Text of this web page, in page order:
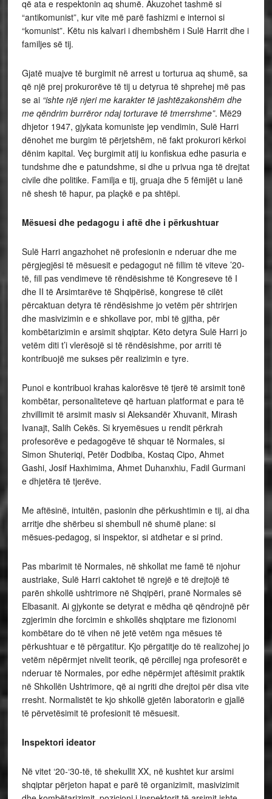
që ata e respektonin aq shumë. Akuzohet tashmë si
“antikomunist”, kur vite më parë fashizmi e internoi si
“komunist”. Këtu nis kalvari i dhembshëm i Sulë Harrit dhe i
familjes së tij.
Gjatë muajve të burgimit në arrest u torturua aq shumë, sa
që një prej prokurorëve të tij u detyrua të shprehej më pas
se ai “ishte një njeri me karakter të jashtëzakonshëm dhe
me qëndrim burrëror ndaj torturave të tmerrshme”. Më29
dhjetor 1947, gjykata komuniste jep vendimin, Sulë Harri
dënohet me burgim të përjetshëm, në fakt prokurori kërkoi
dënim kapital. Veç burgimit atij iu konfiskua edhe pasuria e
tundshme dhe e patundshme, si dhe u privua nga të drejtat
civile dhe politike. Familja e tij, gruaja dhe 5 fëmijët u lanë
në shesh të hapur, pa plaçkë e pa shtëpi.
Mësuesi dhe pedagogu i aftë dhe i përkushtuar
Sulë Harri angazhohet në profesionin e nderuar dhe me
përgjegjësi të mësuesit e pedagogut në fillim të viteve ’20-
të, fill pas vendimeve të rëndësishme të Kongreseve të I
dhe II të Arsimtarëve të Shqipërisë, kongrese të cilët
përcaktuan detyra të rëndësishme jo vetëm për shtrirjen
dhe masivizimin e e shkollave por, mbi të gjitha, për
kombëtarizimin e arsimit shqiptar. Këto detyra Sulë Harri jo
vetëm diti t’i vlerësojë si të rëndësishme, por arriti të
kontribuojë me sukses për realizimin e tyre.
Punoi e kontribuoi krahas kalorësve të tjerë të arsimit tonë
kombëtar, personaliteteve që hartuan platformat e para të
zhvillimit të arsimit masiv si Aleksandër Xhuvanit, Mirash
Ivanajt, Salih Cekës. Si kryemësues u rendit përkrah
profesorëve e pedagogëve të shquar të Normales, si
Simon Shuteriqi, Petër Dodbiba, Kostaq Cipo, Ahmet
Gashi, Josif Haxhimima, Ahmet Duhanxhiu, Fadil Gurmani
e dhjetëra të tjerëve.
Me aftësinë, intuitën, pasionin dhe përkushtimin e tij, ai dha
arritje dhe shërbeu si shembull në shumë plane: si
mësues-pedagog, si inspektor, si atdhetar e si prind.
Pas mbarimit të Normales, në shkollat me famë të njohur
austriake, Sulë Harri caktohet të ngrejë e të drejtojë të
parën shkollë ushtrimore në Shqipëri, pranë Normales së
Elbasanit. Ai gjykonte se detyrat e mëdha që qëndrojnë për
zgjerimin dhe forcimin e shkollës shqiptare me fizionomi
kombëtare do të vihen në jetë vetëm nga mësues të
përkushtuar e të përgatitur. Kjo përgatitje do të realizohej jo
vetëm nëpërmjet nivelit teorik, që përcillej nga profesorët e
nderuar të Normales, por edhe nëpërmjet aftësimit praktik
në Shkollën Ushtrimore, që ai ngriti dhe drejtoi për disa vite
rresht. Normalistët te kjo shkollë gjetën laboratorin e gjallë
të përvetësimit të profesionit të mësuesit.
Inspektori ideator
Në vitet ‘20-‘30-të, të shekullit XX, në kushtet kur arsimi
shqiptar përjeton hapat e parë të organizimit, masivizimit